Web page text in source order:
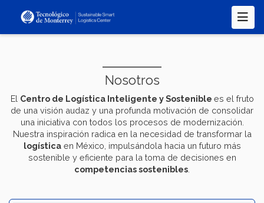
Nosotros
El Centro de Logística Inteligente y Sostenible es el fruto
de una visión audaz y una profunda motivación de consolidar
una iniciativa con todos los procesos de modernización.
Nuestra inspiración radica en la necesidad de transformar la
logísticaen México, impulsándola hacia un futuro más
sostenible y eficiente para la toma de decisiones en
competencias sostenibles